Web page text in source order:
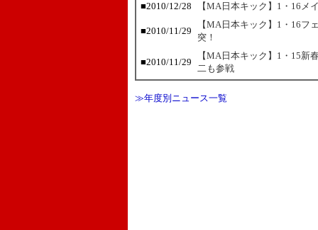
■2010/12/28 【MA日本キック】1・16メ
■2010/11/29
【MA日本キック】1・16フ
突！
■2010/11/29
【MA日本キック】1・15新
二も参戦
≫年度別ニュース一覧